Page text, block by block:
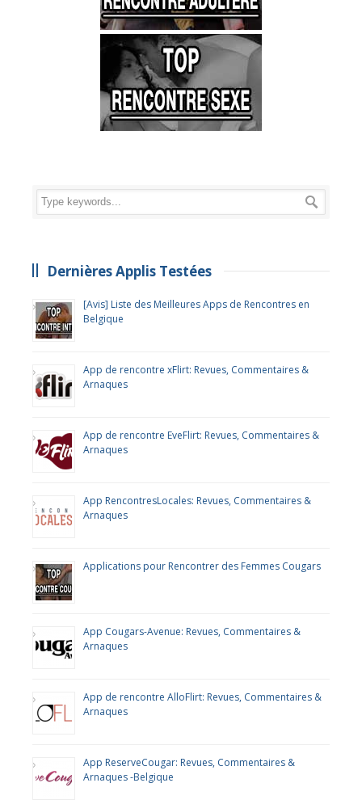
Dernières Applis Testées
[Avis] Liste des Meilleures Apps de Rencontres en
Belgique
App de rencontre xFlirt: Revues, Commentaires &
Arnaques
App de rencontre EveFlirt: Revues, Commentaires &
Arnaques
App RencontresLocales: Revues, Commentaires &
Arnaques
Applications pour Rencontrer des Femmes Cougars
App Cougars-Avenue: Revues, Commentaires &
Arnaques
App de rencontre AlloFlirt: Revues, Commentaires &
Arnaques
App ReserveCougar: Revues, Commentaires &
Arnaques -Belgique